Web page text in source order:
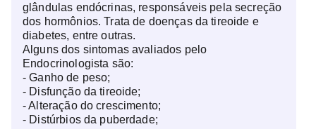
glândulas endócrinas, responsáveis pela secreção
dos hormônios. Trata de doenças da tireoide e
diabetes, entre outras.
Alguns dos sintomas avaliados pelo
Endocrinologista são:
- Ganho de peso;
- Disfunção da tireoide;
- Alteração do crescimento;
- Distúrbios da puberdade;